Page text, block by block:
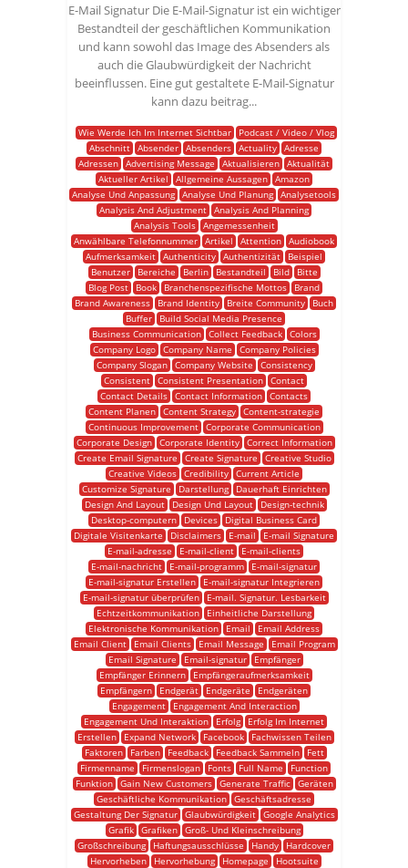
E-Mail Signatur Die E-Mail-Signatur ist ein wichtiger
Bestandteil der geschäftlichen Kommunikation
und kann sowohl das Image des Absenders als
auch die Glaubwürdigkeit der Nachricht
beeinflussen. Eine gut gestaltete E-Mail-Signatur
kann dazu beitrag...
Wie Werde Ich Im Internet Sichtbar
Podcast / Video / Vlog
Abschnitt Absender Absenders Actuality Adresse
Adressen Advertising Message Aktualisieren Aktualität
Aktueller Artikel
Allgemeine Aussagen Amazon
Analyse Und Anpassung Analyse Und Planung Analysetools
Analysis And Adjustment Analysis And Planning
Analysis Tools
Angemessenheit
Anwählbare Telefonnummer Artikel Attention Audiobook
Aufmerksamkeit Authenticity Authentizität
Beispiel
Benutzer
Bereiche Berlin Bestandteil Bild
Bitte
Blog Post
Book Branchenspezifische Mottos
Brand
Brand Awareness
Brand Identity Breite Community
Buch
Buffer
Build Social Media Presence
Business Communication
Collect Feedback
Colors
Company Logo
Company Name
Company Policies
Company Slogan
Company Website
Consistency
Consistent Consistent Presentation Contact
Contact Details Contact Information Contacts
Content Planen Content Strategy Content-strategie
Continuous Improvement
Corporate Communication
Corporate Design
Corporate Identity
Correct Information
Create Email Signature
Create Signature
Creative Studio
Creative Videos Credibility Current Article
Customize Signature
Darstellung
Dauerhaft Einrichten
Design And Layout
Design Und Layout
Design-technik
Desktop-computern
Devices
Digital Business Card
Digitale Visitenkarte
Disclaimers E-mail
E-mail Signature
E-mail-adresse
E-mail-client
E-mail-clients
E-mail-nachricht
E-mail-programm
E-mail-signatur
E-mail-signatur Erstellen
E-mail-signatur Integrieren
E-mail-signatur überprüfen
E-mail. Signatur. Lesbarkeit
Echtzeitkommunikation
Einheitliche Darstellung
Elektronische Kommunikation
Email
Email Address
Email Client
Email Clients Email Message
Email Program
Email Signature
Email-signatur
Empfänger
Empfänger Erinnern
Empfängeraufmerksamkeit
Empfängern
Endgerät Endgeräte
Endgeräten
Engagement
Engagement And Interaction
Engagement Und Interaktion
Erfolg
Erfolg Im Internet
Erstellen
Expand Network Facebook
Fachwissen Teilen
Faktoren
Farben Feedback Feedback Sammeln
Fett
Firmenname
Firmenslogan Fonts Full Name
Function
Funktion
Gain New Customers Generate Traffic
Geräten
Geschäftliche Kommunikation Geschäftsadresse
Gestaltung Der Signatur
Glaubwürdigkeit
Google Analytics
Grafik
Grafiken
Groß- Und Kleinschreibung
Großschreibung
Haftungsausschlüsse Handy
Hardcover
Hervorheben
Hervorhebung Homepage
Hootsuite